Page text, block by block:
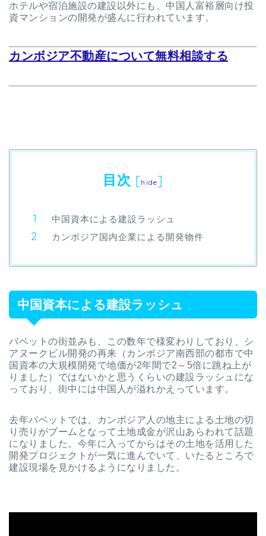
ホテルや宿泊施設の建設以外にも、中国人富裕層向け投
資マンションの開発が盛んに行われています。
カンボジア不動産について無料相談する
目次 [hide]
中国資本による建設ラッシュ
カンボジア国内企業による開発物件
中国資本による建設ラッシュ
バベットの街並みも、この数年で様変わりしており、シ
アヌークビル開発の再来（カンボジア南西部の都市で中
国資本の大規模開発で地価が2年間で2～5倍に跳ね上が
りました）ではないかと思うくらいの建設ラッシュにな
っており、街中には中国人が溢れかえっています。
去年バベットでは、カンボジア人の地主による土地の切
り売りがブームとなって土地成金が沢山あらわれて話題
になりました。今年に入ってからはその土地を活用した
開発プロジェクトが一気に進んでいて、いたるところで
建設現場を見かけるようになりました。